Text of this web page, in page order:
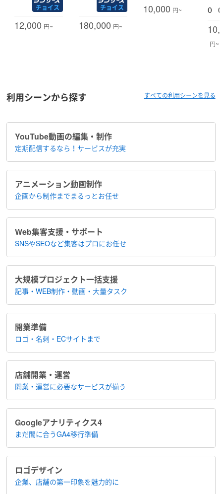
チョイス
12,000 円~
チョイス
180,000 円~
10,000 円~ 0
円~
利用シーンから探す すべての利用シーンを見る
YouTube動画の編集・制作
定期配信するなら！​サービスが充実
アニメーション​動画制作
企画から制作まで​まるっとお任せ
Web集客支援・サポート
SNSやSEOなど集客は​プロにお任せ
大規模プロジェクト​一括支援
記事・WEB制作・動画・大量タスク
開業準備
ロゴ・名刺・ECサイトまで
店舗開業・運営
開業・運営に​必要なサービスが揃う
Google​アナリティクス4
まだ間に合う​GA4移行準備
ロゴデザイン
企業、店舗の​第一印象を魅力的に